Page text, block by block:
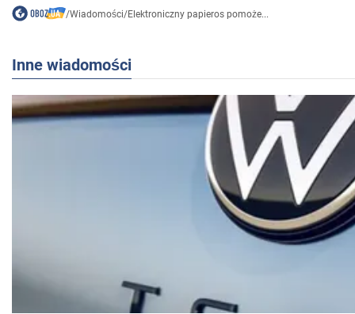
/Wiadomości/Elektroniczny papieros pomoże...
Inne wiadomości